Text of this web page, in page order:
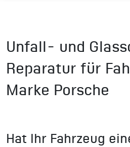
Unfall- und
Reparatur für
Marke Porsche
Hat Ihr Fahrzeug